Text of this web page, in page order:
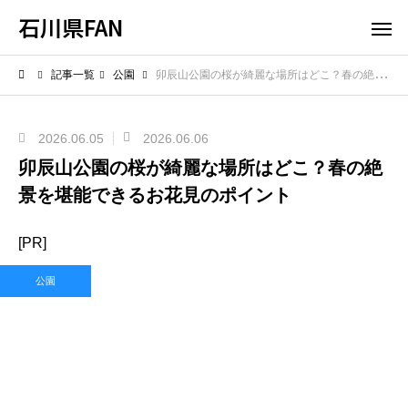
石川県FAN
記事一覧 公園 卯辰山公園の桜が綺麗な場所はどこ？春の絶景を堪能できるお花見のポイント
2026.06.05 2026.06.06
卯辰山公園の桜が綺麗な場所はどこ？春の絶
景を堪能できるお花見のポイント
[PR]
公園